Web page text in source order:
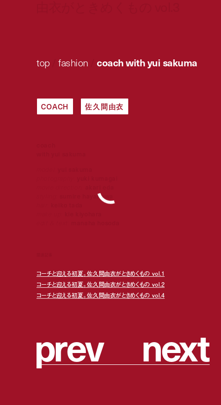
top/fashion /coach with yui sakuma
COACH 佐久間由衣
sumire hayakawa
コーチと迎える初夏。佐久間由衣がときめくもの vol.1
コーチと迎える初夏。佐久間由衣がときめくもの vol.2
コーチと迎える初夏。佐久間由衣がときめくもの vol.4
prev next